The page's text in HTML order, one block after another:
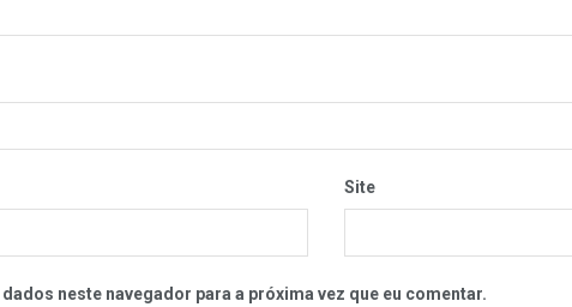
Site
neste navegador para a próxima vez que eu comentar.